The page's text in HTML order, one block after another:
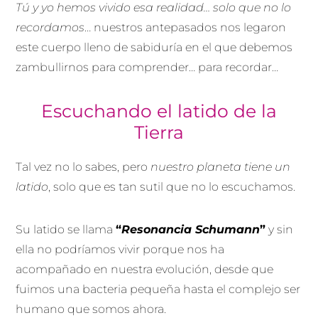
Tú y yo hemos vivido esa realidad… solo que no lo
recordamos… nuestros antepasados nos legaron
este cuerpo lleno de sabiduría en el que debemos
zambullirnos para comprender… para recordar…
Escuchando el latido de la
Tierra
Tal vez no lo sabes, pero nuestro planeta tiene un
latido, solo que es tan sutil que no lo escuchamos.
Su latido se llama“Resonancia Schumann” y sin
ella no podríamos vivir porque nos ha
acompañado en nuestra evolución, desde que
fuimos una bacteria pequeña hasta el complejo ser
humano que somos ahora.